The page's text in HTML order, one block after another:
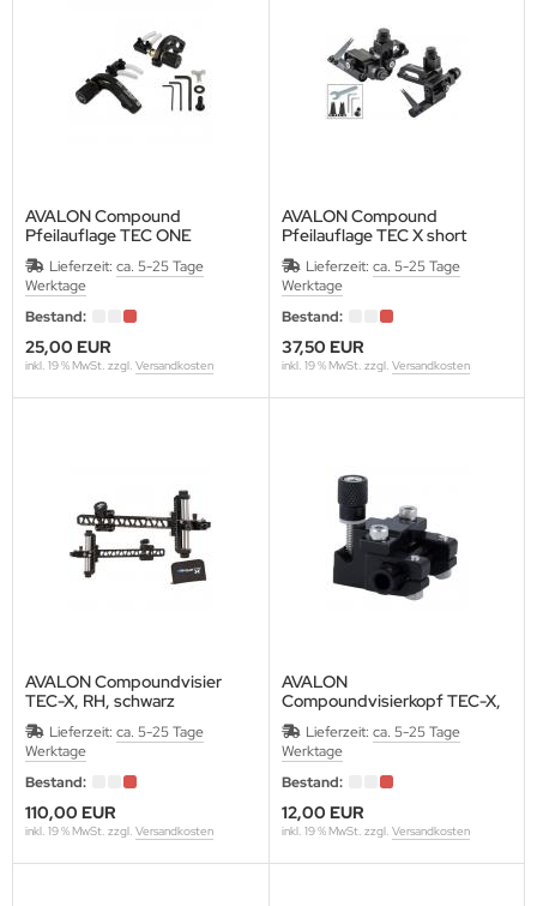
AVALON Compound
Pfeilauflage TEC ONE
"Onset", RH, schwarz
Lieferzeit: ca. 5-25 Tage
Werktage
Bestand:
25,00 EUR
inkl. 19 % MwSt. zzgl. Versandkosten
AVALON Compound
Pfeilauflage TEC X short
Micro, RH, schwarz
Lieferzeit: ca. 5-25 Tage
Werktage
Bestand:
37,50 EUR
inkl. 19 % MwSt. zzgl. Versandkosten
AVALON Compoundvisier
TEC-X, RH, schwarz
10-32", inkl.Tasche
Lieferzeit: ca. 5-25 Tage
Werktage
Bestand:
110,00 EUR
inkl. 19 % MwSt. zzgl. Versandkosten
AVALON
Compoundvisierkopf TEC-X,
schwarz
für TEC-X Compundvisierisier
Lieferzeit: ca. 5-25 Tage
Werktage
Bestand:
12,00 EUR
inkl. 19 % MwSt. zzgl. Versandkosten
FLETCH PRODUCTS